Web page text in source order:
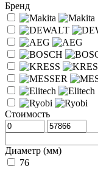
Бренд
Стоимость
Диаметр (мм)
76